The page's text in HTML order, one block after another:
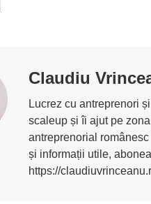
Claudiu
Lucrez cu antreprenori
scaleup și îi ajut pe
antreprenorial
și informații utile,
https://